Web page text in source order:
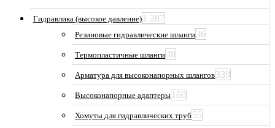
Гидравлика (высокое давление) 1 287
Резиновые гидравлические шланги36
Термопластичные шланги48
Арматура для высоконапорных шлангов339
Высоконапорные адаптеры 160
Хомуты для гидравлических труб 55